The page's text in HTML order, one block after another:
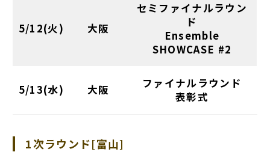
5/12(火) 大阪
セミファイナルラウン
ド
Ensemble
SHOWCASE #2
5/13(水) 大阪
ファイナルラウンド
表彰式
1次ラウンド[富山]